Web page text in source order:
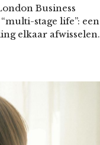
Business
stage life”: een
elkaar afwisselen.